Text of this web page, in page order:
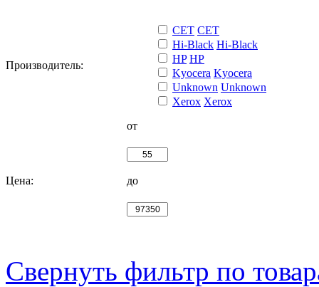
Производитель:
CET CET
Hi-Black Hi-Black
HP HP
Kyocera Kyocera
Unknown Unknown
Xerox Xerox
Цена:
от
до
Свернуть фильтр по